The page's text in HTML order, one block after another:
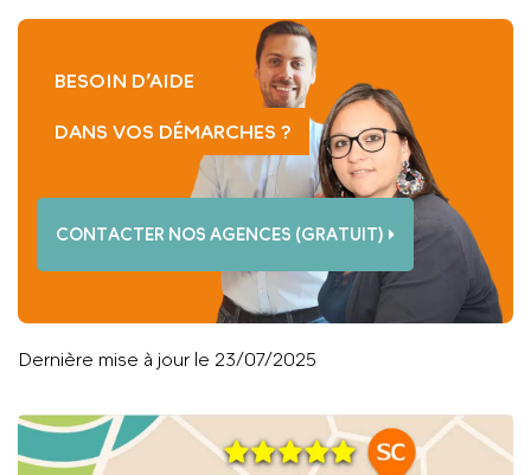
BESOIN D’AIDE
DANS VOS DÉMARCHES ?
CONTACTER NOS AGENCES (GRATUIT)
Dernière mise à jour le 23/07/2025